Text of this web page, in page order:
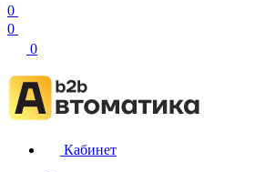
0
0
0
Кабинет